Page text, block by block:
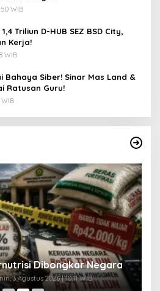
WIB
Triliun D-HUB SEZ BSD City,
Kerja!
WIB
Bahaya Siber! Sinar Mas Land &
Ratusan Guru!
WIB
Dibongkar Negara
3 Agustus 2026 | 10:11 WIB